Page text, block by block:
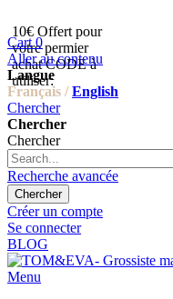
10€ Offert pour
votre permier
achat CODE à
utiliser:
Cart 0
Aller au contenu
Langue
Français / English
Chercher
Chercher
Chercher
Recherche avancée
Chercher
Créer un compte
Se connecter
BLOG
Menu